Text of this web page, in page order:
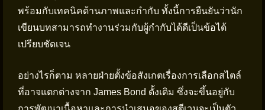
พร้อมกับเทคนิคด้านภาพและกำกับ ทั้งนี้การยืนยันว่านัก
เขียนบทสามารถทำงานร่วมกับผู้กำกับได้ดีเป็นข้อได้
เปรียบชัดเจน
อย่างไรก็ตาม หลายฝ่ายตั้งข้อสังเกตเรื่องการเลือกสไตล์
ที่อาจแตกต่างจาก James Bond ดั้งเดิม ซึ่งจะขึ้นอยู่กับ